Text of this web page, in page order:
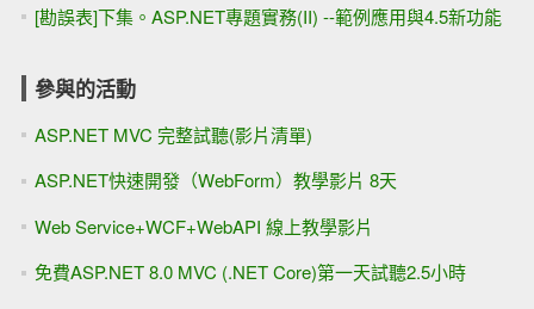
[勘誤表]下集。ASP.NET專題實務(II) --範例應用與4.5新功能
參與的活動
ASP.NET MVC 完整試聽(影片清單)
ASP.NET快速開發（WebForm）教學影片 8天
Web Service+WCF+WebAPI 線上教學影片
免費ASP.NET 8.0 MVC (.NET Core)第一天試聽2.5小時